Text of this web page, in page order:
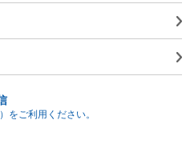
をご利用ください。